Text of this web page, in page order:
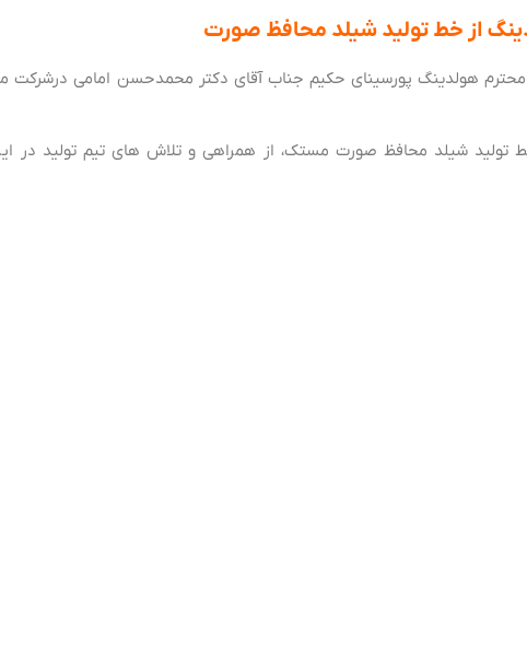
از خط تولید شیلد محافظ صورت
ماه 98 ریاست محترم هولدینگ پورسینای حکیم جناب آقای دکتر محمدحسن امامی
تولید شیلد محافظ صورت مستک، از همراهی و تلاش های تیم تولید در